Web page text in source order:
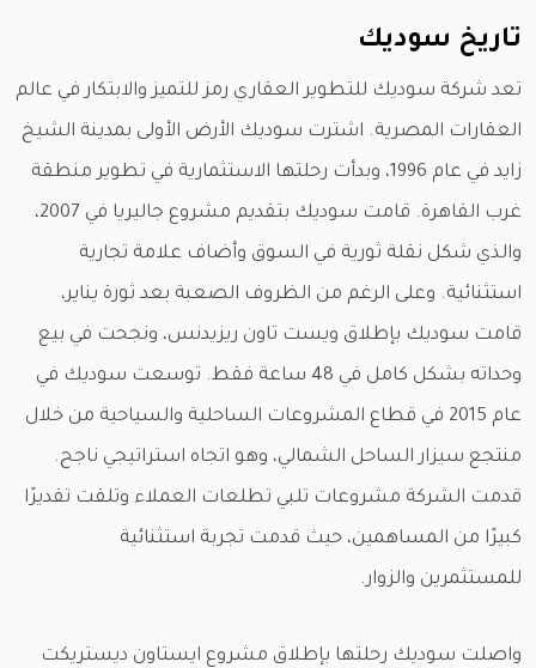
تاريخ سوديك
تعد شركة سوديك للتطوير العقاري رمز للتميز والابتكار في عالم
العقارات المصرية. اشترت سوديك الأرض الأولى بمدينة الشيخ
زايد في عام 1996، وبدأت رحلتها الاستثمارية في تطوير منطقة
غرب القاهرة. قامت سوديك بتقديم مشروع جاليريا في 2007،
والذي شكل نقلة ثورية في السوق وأضاف علامة تجارية
استثنائية. وعلى الرغم من الظروف الصعبة بعد ثورة يناير،
قامت سوديك بإطلاق ويست تاون ريزيدنس، ونجحت في بيع
وحداته بشكل كامل في 48 ساعة فقط. توسعت سوديك في
عام 2015 في قطاع المشروعات الساحلية والسياحية من خلال
منتجع سيزار الساحل الشمالي، وهو اتجاه استراتيجي ناجح.
قدمت الشركة مشروعات تلبي تطلعات العملاء وتلقت تقديرًا
كبيرًا من المساهمين، حيث قدمت تجربة استثنائية
للمستثمرين والزوار.
واصلت سوديك رحلتها بإطلاق مشروع ‫ايستاون ديستريكت